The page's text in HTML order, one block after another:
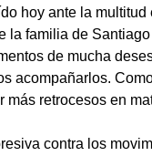
hoy ante la multitud
la familia de
de mucha
acompañarlos.
más retrocesos en
contra los